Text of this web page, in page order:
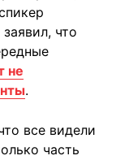
что
не
.
все видели
часть